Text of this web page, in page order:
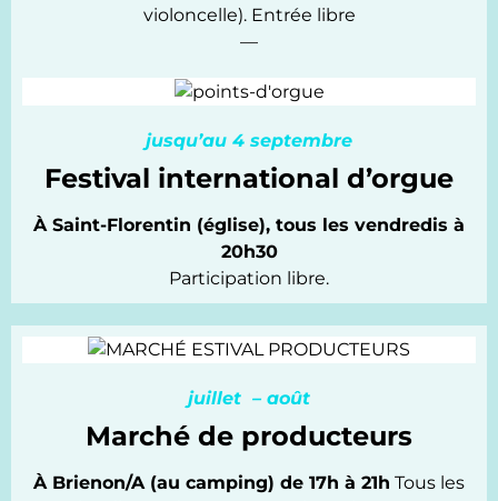
violoncelle). Entrée libre
—
jusqu’au 4 septembre
Festival international d’orgue
À Saint-Florentin (église), tous les vendredis à
20h30
Participation libre.
juillet – août
Marché de producteurs
À Brienon/A (au camping) de 17h à 21h Tous les